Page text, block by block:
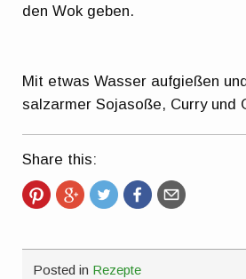
den Wok geben.
Mit etwas Wasser aufgießen
salzarmer Sojasoße, Curry und
Share this:
Posted in Rezepte